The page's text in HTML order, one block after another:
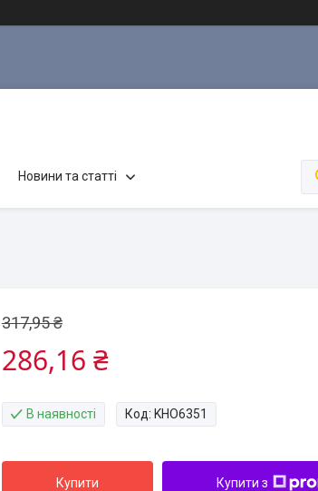
Новини та статті
317,95 ₴
286,16 ₴
В наявності Код: KHO6351
Купити Купити з